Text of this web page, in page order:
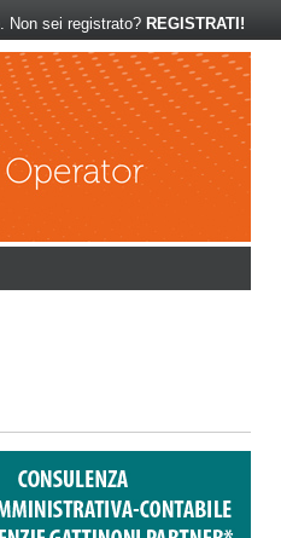
Non sei registrato? REGISTRATI!